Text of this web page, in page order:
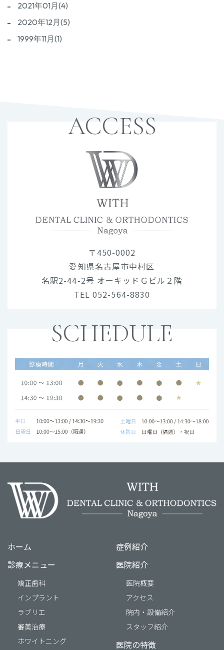
2021年01月(4)
2020年12月(5)
1999年11月(1)
ACCESS
〒450-0002
愛知県名古屋市中村区
名駅2-44-2号 オーキッドＧビル２階
TEL 052-564-8830
SCHEDULE
ホーム
診療メニュー
矯正歯科
インプラント
ラブリエ
審美治療
ホワイトニング
症例紹介
医院紹介
医院概要
アクセス
院内・設備紹介
スタッフ紹介
医院の特徴